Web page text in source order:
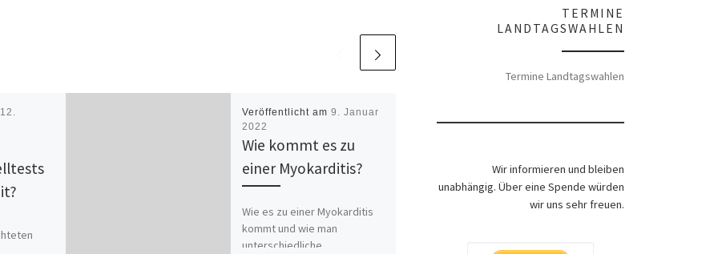
12. Veröffentlicht am 9. Januar
2022
Wie kommt es zu
einer Myokarditis?
Wie es zu einer Myokarditis
kommt und wie man
unterschiedliche
2015
„Warum schweigen
die Lämmer?“ –
Techniken des
TERMINE
LANDTAGSWAHLEN
Termine Landtagswahlen
Wir informieren und bleiben
unabhängig. Über eine Spende würden
wir uns sehr freuen.